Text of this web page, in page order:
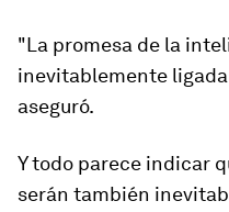
"La promesa de la
inevitablemente
aseguró.
Y todo parece indicar
serán también